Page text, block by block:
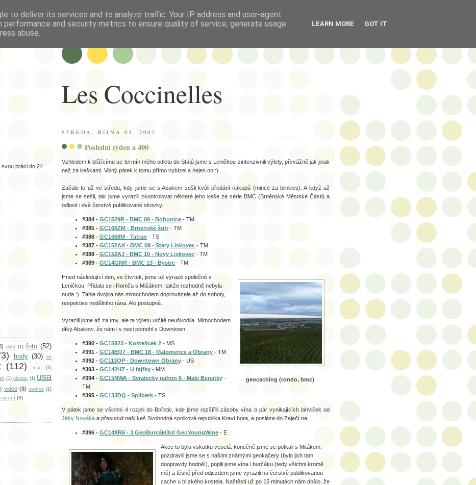
Les Coccinelles
STŘEDA, ŘÍJNA 03, 2007
Poslední týden a 400
Vzhledem k blížícímu se termín mého odletu do Států jsme s Leničkou zintenzivnili výlety, převážně jak jinak
než za keškami. Volný pátek k tomu přímo vybízel a nejen on :).
Začalo to už ve středu, kdy jsme se s Abakem sešli kvůli předání nákupů (mince za blinkies). A když už
jsme se sešli, tak jsme vyrazili zkontrolovat některé jeho keše ze série BMC (Brněnské Městské Části) a
odlovit i dvě čerstvě publikované skovky.
#384 - GC1529R - BMC 08 - Bohunice - TM
#385 - GC166ZM - Brnenské šutr - TM
#386 - GC1668M - Tatran - TS
#387 - GC152AX - BMC 09 - Stary Liskovec - TM
#388 - GC152AJ - BMC 10 - Novy Liskovec - TM
#389 - GC14GNR - BMC 13 - Bystrc - TM
geocaching (rondo, bmc)
Hned následující den, ve čtvrtek, jsme už vyrazili společně s
Leničkou. Přidala se i Romča s Mišákem, takže rozhodně nebyla
nuda :). Tahle dvojka nás mimochodem doprovázela až do soboty,
respektive nedělního rána. Ale postupně.
Vyrazili jsme až za tmy, ale ta výletu určitě neuškodila. Mimochodem
díky Abakovi, že nám i v noci pomohl s Downtown.
#390 - GC15823 - Kostelicek 2 - MS
#391 - GC14EQ7 - BMC 18 - Malomerice a Obrany - TM
#392 - GC113QP - Downtown Obrany - US
#393 - GC142HZ - U fajfky - MM
#394 - GC15NWA - Svratecky nahon 6 - Male Benatky -
TM
#395 - GC13JDQ - Spilberk - TS
V pátek jsme se všichni 4 rozjeli do Bořetic, kde jsme rozšířili zásoby vína o pár vynikajících lahviček od
Jirky Nováka a přesunuli naši keš Svobodná spolková republika Kraví hora, a posléze do Zaječí na
#396 - GC14XR6 - 3.GeoBurcák/3rd GeoYoungWine - E
Akce to byla vskutku veselá: konečně jsme se potkali s Mitákem,
pozdravili jsme se s našimi známými geokačery (bylo jich tam
doopravdy hodně!), popili jsme vína i burčáku (tedy všichni kromě
mě) a těsně před odjezdem jsme vyrazili na čerstvě publikovanou
cache u blízkého kostela. Naštěstí už po 15 minutách nám došlo, že
práci do 24
dvbt (1) foto (52)
hody (30) iot
(112) mac (1)
(1) ubuntu (1) usa
video (8) wemos (1)
(3)
to deliver its services and to analyze traffic. Your IP address and user-agent
performance and security metrics to ensure quality of service, generate usage
abuse.
LEARN MORE GOT IT